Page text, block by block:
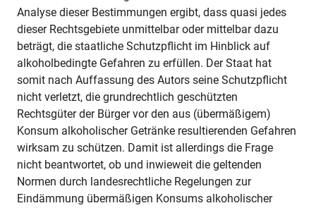
Analyse dieser Bestimmungen ergibt, dass quasi jedes
dieser Rechtsgebiete unmittelbar oder mittelbar dazu
beträgt, die staatliche Schutzpflicht im Hinblick auf
alkoholbedingte Gefahren zu erfüllen. Der Staat hat
somit nach Auffassung des Autors seine Schutzpflicht
nicht verletzt, die grundrechtlich geschützten
Rechtsgüter der Bürger vor den aus (übermäßigem)
Konsum alkoholischer Getränke resultierenden Gefahren
wirksam zu schützen. Damit ist allerdings die Frage
nicht beantwortet, ob und inwieweit die geltenden
Normen durch landesrechtliche Regelungen zur
Eindämmung übermäßigen Konsums alkoholischer